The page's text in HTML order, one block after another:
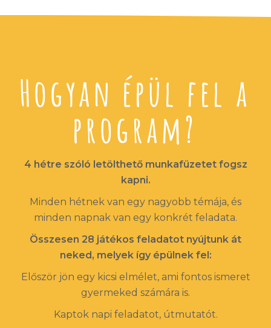
Hogyan épül fel a
program?
4 hétre szóló letölthető munkafüzetet fogsz
kapni.
Minden hétnek van egy nagyobb témája, és
minden napnak van egy konkrét feladata.
Összesen 28 játékos feladatot nyújtunk át
neked, melyek így épülnek fel:
Először jön egy kicsi elmélet, ami fontos ismeret
gyermeked számára is.
Kaptok napi feladatot, útmutatót.